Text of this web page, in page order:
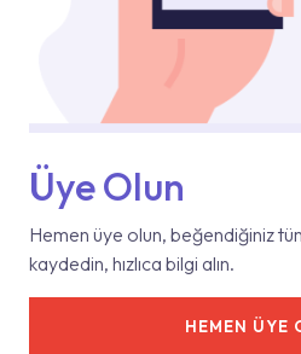
Üye Olun
Hemen üye olun, beğendiğiniz
kaydedin, hızlıca bilgi alın.
HEMEN ÜYE